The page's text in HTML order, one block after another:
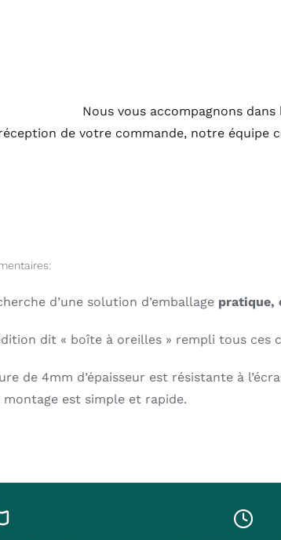
Nous vous accompagnons
de votre commande, notre équipe
d’une solution d’emballage pratique,
dit « boîte à oreilles » rempli tous ces
de 4mm d’épaisseur est résistante à
est simple et rapide.